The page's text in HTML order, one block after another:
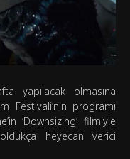
yapılacak olmasına
Festivali’nin programı
‘Downsizing’ filmiyle
heyecan verici